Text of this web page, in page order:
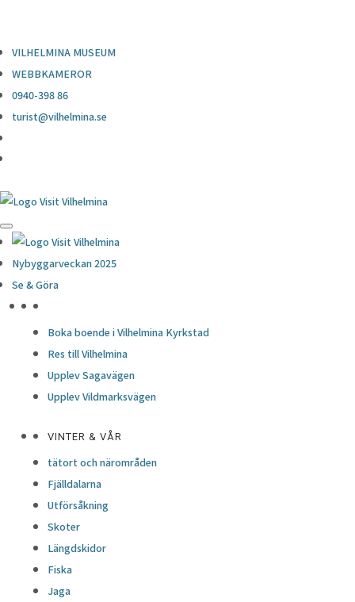
VILHELMINA MUSEUM
WEBBKAMEROR
0940-398 86
turist@vilhelmina.se
Nybyggarveckan 2025
Se & Göra
Boka boende i Vilhelmina Kyrkstad
Res till Vilhelmina
Upplev Sagavägen
Upplev Vildmarksvägen
VINTER & VÅR
tätort och närområden
Fjälldalarna
Utförsåkning
Skoter
Längdskidor
Fiska
Jaga